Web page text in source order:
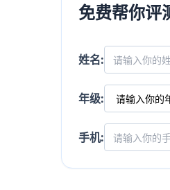
免费帮你评
姓名:
年级:
手机: